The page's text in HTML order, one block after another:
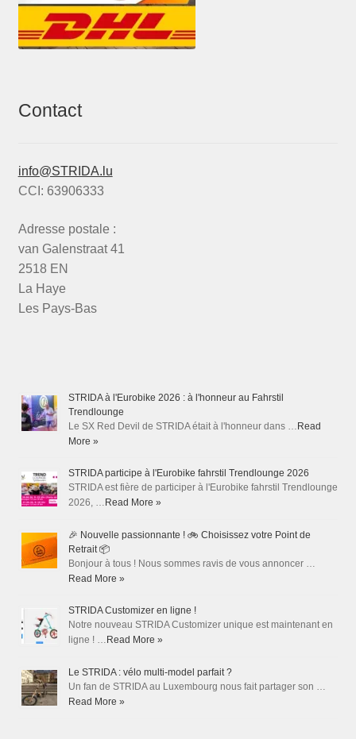
Contact
info@STRIDA.lu
CCI: 63906333
Adresse postale :
van Galenstraat 41
2518 EN
La Haye
Les Pays-Bas
STRIDA à l'Eurobike 2026 : à l'honneur au Fahrstil
Trendlounge
Le SX Red Devil de STRIDA était à l'honneur dans … Read
More »
STRIDA participe à l'Eurobike fahrstil Trendlounge 2026
STRIDA est fière de participer à l'Eurobike fahrstil Trendlounge
2026, … Read More »
🎉 Nouvelle passionnante ! 🚲 Choisissez votre Point de
Retrait 📦
Bonjour à tous ! Nous sommes ravis de vous annoncer …
Read More »
STRIDA Customizer en ligne !
Notre nouveau STRIDA Customizer unique est maintenant en
ligne ! … Read More »
Le STRIDA : vélo multi-model parfait ?
Un fan de STRIDA au Luxembourg nous fait partager son …
Read More »